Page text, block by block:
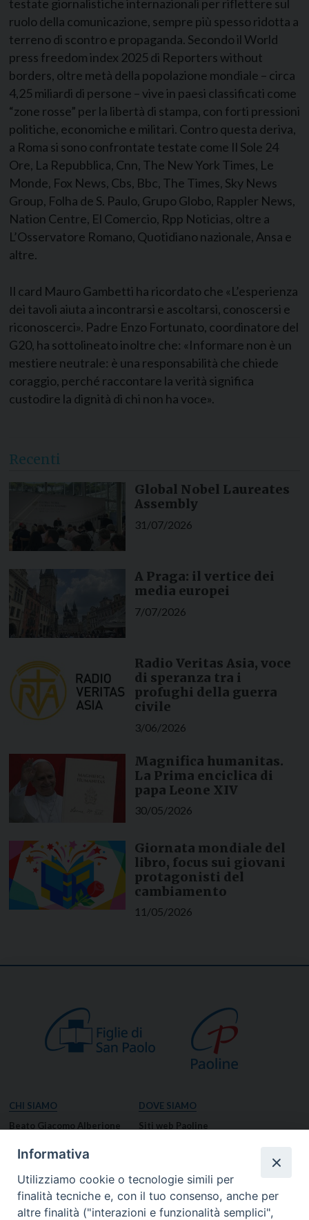
testate giornalistiche internazionali per riflettere sul
ruolo della comunicazione, sempre più spesso ridotta a
terreno di scontro e propaganda. Secondo il World
press freedom index 2025 di Reporters without
borders, oltre metà della popolazione mondiale – circa
4,25 miliardi di persone – vive in paesi classificati come
“zone rosse” per la libertà di stampa, con forti pressioni
politiche, economiche e militari. Contro questa deriva,
a Roma si sono confrontate testate come Il Sole 24
Ore, La Repubblica, Cnn, The New York Times, Le
Monde, Fox News, Cbs, Bbc, The Times, Sky News
Group, Folha de S. Paulo, Grupo Globo, Rappler News,
Nation Centre, El Comercio, Rpp Noticias, oltre a
L’Osservatore Romano, Quotidiano nazionale, Ansa e
altre.
Il card Mauro Gambetti ha ricordato che «L’esperienza
dei tavoli aiuta a incontrarsi e ascoltarsi, conoscersi e
riconoscerci». Padre Enzo Fortunato, coordinatore del
G20, ha sottolineato inoltre che: «Informare non è un
mestiere neutrale: è una responsabilità che chiede
coraggio, perché raccontare la verità significa
custodire la dignità di chi non ha voce».
Recenti
Global Nobel Laureates
Assembly
31/07/2026
A Praga: il vertice dei
media europei
7/07/2026
Radio Veritas Asia, voce
di speranza tra i
profughi della guerra
civile
3/06/2026
Magnifica humanitas.
La Prima enciclica di
papa Leone XIV
30/05/2026
Giornata mondiale del
libro, focus sui giovani
protagonisti del
cambiamento
11/05/2026
CHI SIAMO
Beato Giacomo Alberione
Missione Paolina
Luoghi delle Origini
DOVE SIAMO
Siti web Paoline
Notizie dal governo generale
Notizie in breve
Informativa
Utilizziamo cookie o tecnologie simili per
finalità tecniche e, con il tuo consenso, anche per
altre finalità ("interazioni e funzionalità semplici",